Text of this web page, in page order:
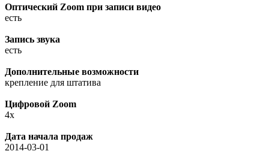
Оптический Zoom при записи видео
есть
Запись звука
есть
Дополнительные возможности
крепление для штатива
Цифровой Zoom
4x
Дата начала продаж
2014-03-01